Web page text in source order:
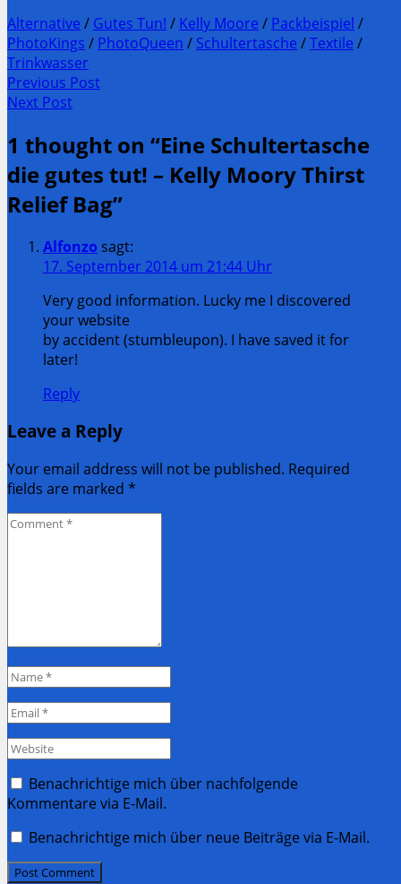
Alternative / Gutes Tun! / Kelly Moore / Packbeispiel /
PhotoKings / PhotoQueen / Schultertasche /Textile /
Trinkwasser
Post
navigation
Previous Post
Previous
Next Post
Post:
1 thought on “Eine Schultertasche
die gutes tut! – Kelly Moory Thirst
Relief Bag”
Alfonzo sagt:
17. September 2014 um 21:44 Uhr
Very good information. Lucky me I discovered
your website
by accident (stumbleupon). I have saved it for
later!
Reply
Leave a Reply
Your email address will not be published. Required
fields are marked *
Comment
Name
Email
Website
Benachrichtige mich über nachfolgende
Kommentare via E-Mail.
Benachrichtige mich über neue Beiträge via E-Mail.